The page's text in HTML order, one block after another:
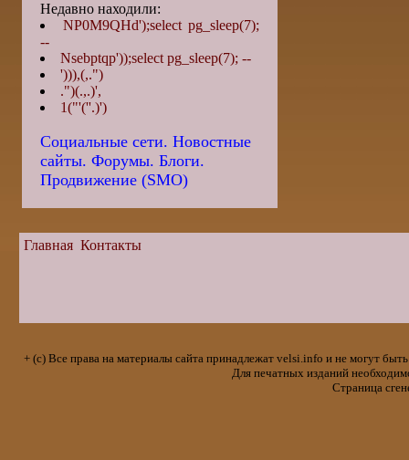
Недавно находили:
NP0M9QHd');select pg_sleep(7);
--
Nsebptqp'));select pg_sleep(7); --
'))),(,.")
.")(.,.)',
1("'(''.)')
Социальные сети. Новостные
сайты. Форумы. Блоги.
Продвижение (SMO)
Главная Контакты
+ (с) Все права на материалы сайта принадлежат velsi.info и не могут
Для печатных изданий
Страница